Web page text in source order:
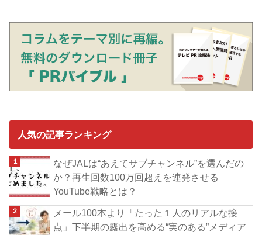
人気の記事ランキング
なぜJALは“あえてサブチャンネル”を選んだの
か？再生回数100万回超えを連発させる
YouTube戦略とは？
メール100本より「たった１人のリアルな接
点」下半期の露出を高める“実のある”メディア